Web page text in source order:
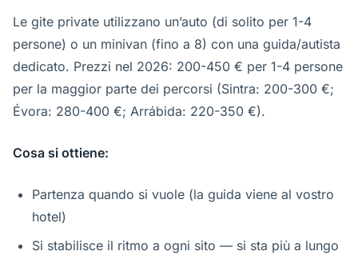
Le gite private utilizzano un’auto (di solito per 1-4
persone) o un minivan (fino a 8) con una guida/autista
dedicato. Prezzi nel 2026: 200-450 € per 1-4 persone
per la maggior parte dei percorsi (Sintra: 200-300 €;
Évora: 280-400 €; Arrábida: 220-350 €).
Cosa si ottiene:
Partenza quando si vuole (la guida viene al vostro
hotel)
Si stabilisce il ritmo a ogni sito — si sta più a lungo